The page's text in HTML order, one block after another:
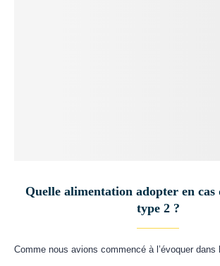
Quelle alimentation adopter en cas
type 2 ?
Comme nous avions commencé à l’évoquer